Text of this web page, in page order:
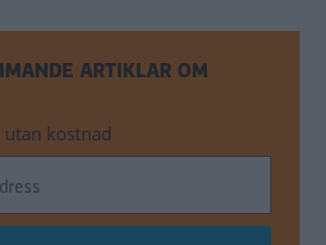
ARTIKLAR OM
kostnad